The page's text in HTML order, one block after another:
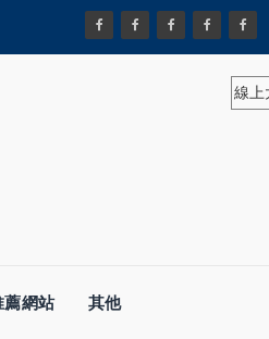
線上
薦網站 其他